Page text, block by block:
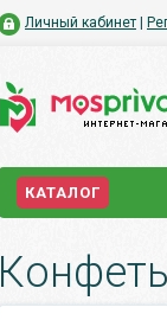
Личный кабинет
КАТАЛОГ